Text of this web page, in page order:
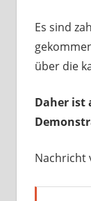
Es sind
über die
Daher ist
Nachricht